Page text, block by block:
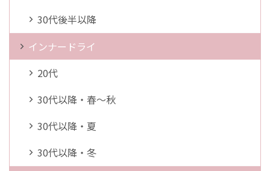
30代後半以降
インナードライ
20代
30代以降・春～秋
30代以降・夏
30代以降・冬